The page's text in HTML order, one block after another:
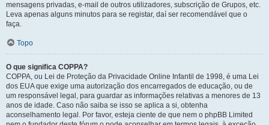
mensagens privadas, e-mail de outros utilizadores, subscrição de Grupos, etc.
Leva apenas alguns minutos para se registar, daí ser recomendável que o
faça.
Topo
O que significa COPPA?
COPPA, ou Lei de Proteção da Privacidade Online Infantil de 1998, é uma Lei
dos EUA que exige uma autorização dos encarregados de educação, ou de
um responsável legal, para guardar as informações relativas a menores de 13
anos de idade. Caso não saiba se isso se aplica a si, obtenha
aconselhamento legal. Por favor, esteja ciente de que nem o phpBB Limited